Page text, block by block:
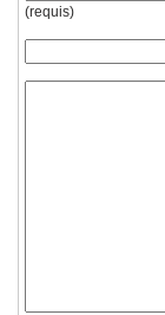
(requis)